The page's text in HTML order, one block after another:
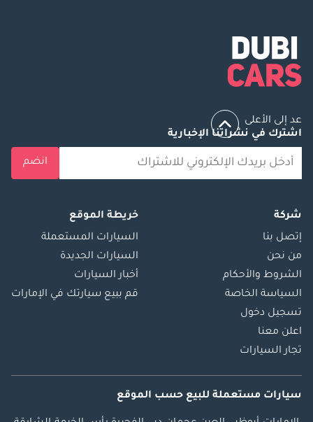
عد إلى الأعلى
اشترك في نشراتنا الإخبارية
انضم
شركة
إتصل بنا
من نحن
الشروط والأحكام
السياسة الخاصة
تسجيل دخول
اعلن معنا
تجار السيارات
خريطة الموقع
السيارات المستعملة
السيارات الجديدة
أخبار السيارات
قم ببيع سيارتك في الإمارات
سيارات مستعملة للبيع حسب الموقع